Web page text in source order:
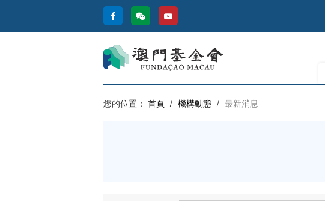
您的位置： 首頁 / 機構動態 / 最新消息